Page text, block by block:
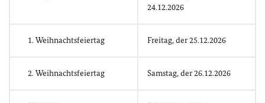
24.12.2026
1. Weihnachtsfeiertag Freitag, der 25.12.2026
2. Weihnachtsfeiertag Samstag, der 26.12.2026